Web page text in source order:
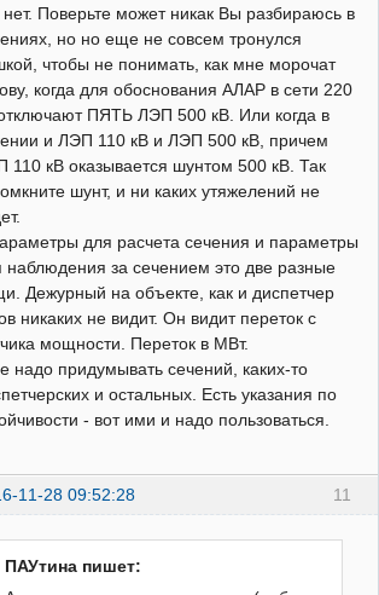
нет. Поверьте может никак Вы разбираюсь в
но но еще не совсем тронулся
чтобы не понимать, как мне морочат
когда для обоснования АЛАР в сети 220
ПЯТЬ ЛЭП 500 кВ. Или когда в
и ЛЭП 110 кВ и ЛЭП 500 кВ, причем
110 кВ оказывается шунтом 500 кВ. Так
шунт, и ни каких утяжелений не
для расчета сечения и параметры
наблюдения за сечением это две разные
Дежурный на объекте, как и диспетчер
никаких не видит. Он видит переток с
мощности. Переток в МВт.
надо придумывать сечений, каких-то
и остальных. Есть указания по
- вот ими и надо пользоваться.
11
11-28 09:52:28
ПАУтина пишет: